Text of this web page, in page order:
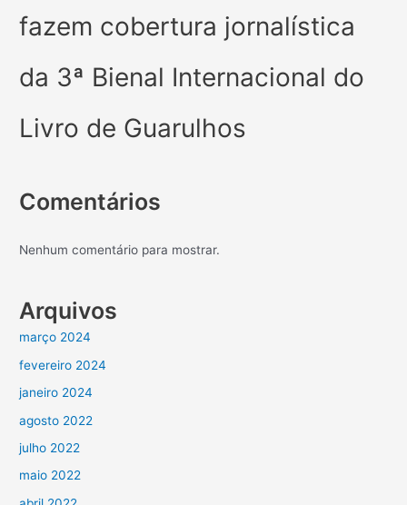
fazem cobertura jornalística
da 3ª Bienal Internacional do
Livro de Guarulhos
Comentários
Nenhum comentário para mostrar.
Arquivos
março 2024
fevereiro 2024
janeiro 2024
agosto 2022
julho 2022
maio 2022